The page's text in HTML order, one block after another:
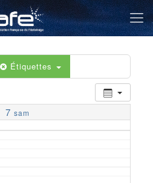
Étiquettes
7 sam